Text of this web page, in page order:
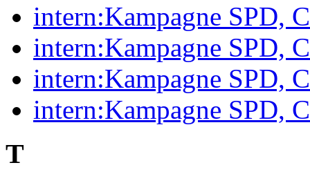
intern:Kampagne SPD,
intern:Kampagne SPD,
intern:Kampagne SPD,
intern:Kampagne SPD,
T